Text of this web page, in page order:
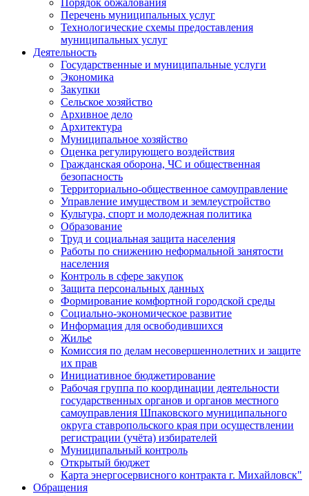
Порядок обжалования
Перечень муниципальных услуг
Технологические схемы предоставления
муниципальных услуг
Деятельность
Государственные и муниципальные услуги
Экономика
Закупки
Сельское хозяйство
Архивное дело
Архитектура
Муниципальное хозяйство
Оценка регулирующего воздействия
Гражданская оборона, ЧС и общественная
безопасность
Территориально-общественное самоуправление
Управление имуществом и землеустройство
Культура, спорт и молодежная политика
Образование
Труд и социальная защита населения
Работы по снижению неформальной занятости
населения
Контроль в сфере закупок
Защита персональных данных
Формирование комфортной городской среды
Социально-экономическое развитие
Информация для освободившихся
Жилье
Комиссия по делам несовершеннолетних и защите
их прав
Инициативное бюджетирование
Рабочая группа по координации деятельности
государственных органов и органов местного
самоуправления Шпаковского муниципального
округа ставропольского края при осуществлении
регистрации (учёта) избирателей
Муниципальный контроль
Открытый бюджет
Карта энергосервисного контракта г. Михайловск"
Обращения